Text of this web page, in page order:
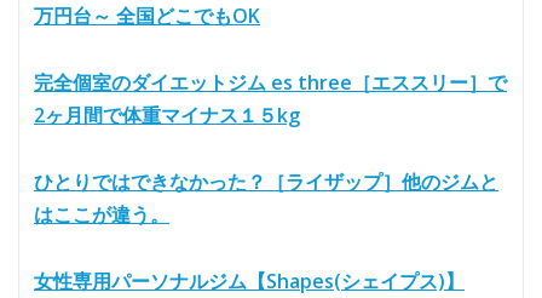
万円台～ 全国どこでもOK
完全個室のダイエットジム es three［エススリー］で
2ヶ月間で体重マイナス１５kg
ひとりではできなかった？［ライザップ］他のジムと
はここが違う。
女性専用パーソナルジム【Shapes(シェイプス)】